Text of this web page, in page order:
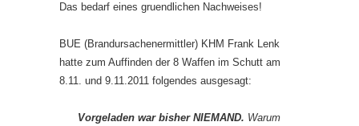
Das bedarf eines gruendlichen Nachweises!
BUE (Brandursachenermittler) KHM Frank Lenk
hatte zum Auffinden der 8 Waffen im Schutt am
8.11. und 9.11.2011 folgendes ausgesagt:
Vorgeladen war bisher NIEMAND. Warum